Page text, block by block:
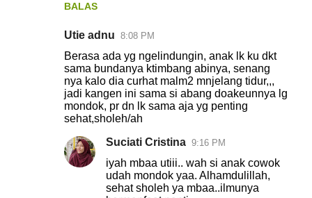
BALAS
Utie adnu 8:08 PM
Berasa ada yg ngelindungin, anak lk ku dkt
sama bundanya ktimbang abinya, senang
nya kalo dia curhat malm2 mnjelang tidur,,,
jadi kangen ini sama si abang doakeunnya lg
mondok, pr dn lk sama aja yg penting
sehat,sholeh/ah
Suciati Cristina 9:16 PM
iyah mbaa utiii.. wah si anak cowok
udah mondok yaa. Alhamdulillah,
sehat sholeh ya mbaa..ilmunya